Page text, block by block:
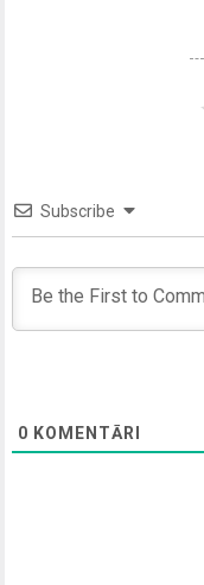
Subscribe
0 KOMENTĀRI